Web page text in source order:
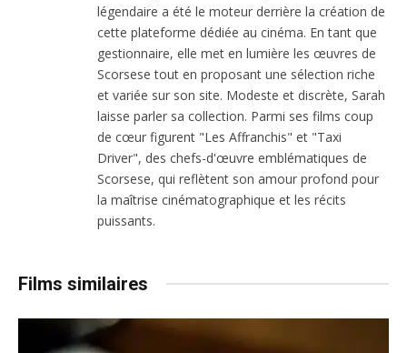
légendaire a été le moteur derrière la création de
cette plateforme dédiée au cinéma. En tant que
gestionnaire, elle met en lumière les œuvres de
Scorsese tout en proposant une sélection riche
et variée sur son site. Modeste et discrète, Sarah
laisse parler sa collection. Parmi ses films coup
de cœur figurent "Les Affranchis" et "Taxi
Driver", des chefs-d'œuvre emblématiques de
Scorsese, qui reflètent son amour profond pour
la maîtrise cinématographique et les récits
puissants.
Films similaires